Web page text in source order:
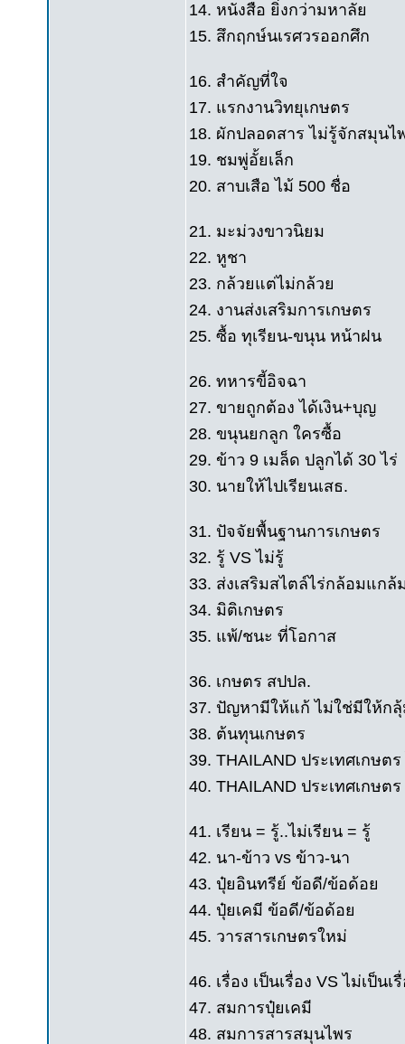
14. หนังสือ ยิ่งกว่ามหาลัย
15. สึกฤกษ์นเรศวรออกศึก
16. สำคัญที่ใจ
17. แรกงานวิทยุเกษตร
18. ผักปลอดสาร ไม่รู้จักสมุนไ
19. ชมพู่อั้ยเล็ก
20. สาบเสือ ไม้ 500 ชื่อ
21. มะม่วงขาวนิยม
22. หูชา
23. กล้วยแต่ไม่กล้วย
24. งานส่งเสริมการเกษตร
25. ซื้อ ทุเรียน-ขนุน หน้าฝน
26. ทหารขี้อิจฉา
27. ขายถูกต้อง ได้เงิน+บุญ
28. ขนุนยกลูก ใครซื้อ
29. ข้าว 9 เมล็ด ปลูกได้ 30 ไร่
30. นายให้ไปเรียนเสธ.
31. ปัจจัยพื้นฐานการเกษตร
32. รู้ VS ไม่รู้
33. ส่งเสริมสไตล์ไร่กล้อมแกล้
34. มิติเกษตร
35. แพ้/ชนะ ที่โอกาส
36. เกษตร สปปล.
37. ปัญหามีให้แก้ ไม่ใช่มีให้ก
38. ต้นทุนเกษตร
39. THAILAND ประเทศเกษต
40. THAILAND ประเทศเกษต
41. เรียน = รู้..ไม่เรียน = รู้
42. นา-ข้าว vs ข้าว-นา
43. ปุ๋ยอินทรีย์ ข้อดี/ข้อด้อย
44. ปุ๋ยเคมี ข้อดี/ข้อด้อย
45. วารสารเกษตรใหม่
46. เรื่อง เป็นเรื่อง VS ไม่เป็นเ
47. สมการปุ๋ยเคมี
48. สมการสารสมุนไพร